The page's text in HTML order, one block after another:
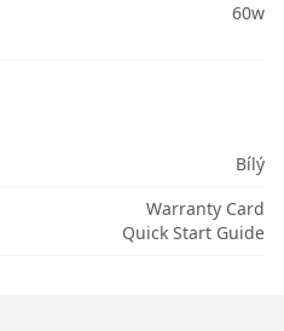
60w
Bílý
Warranty Card
Quick Start Guide